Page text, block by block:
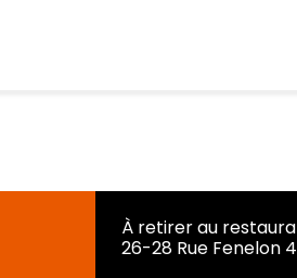
À retirer au
26-28 Rue Fenelon